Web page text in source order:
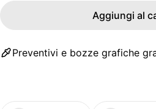
Aggiungi al
Preventivi e bozze grafiche